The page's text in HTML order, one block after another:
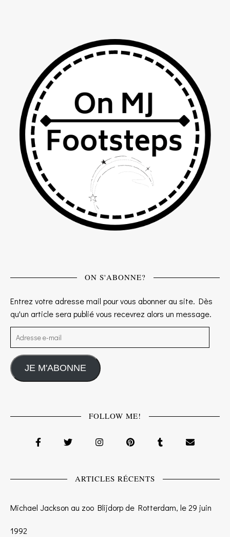
ON S'ABONNE?
Entrez votre adresse mail pour vous abonner au site. Dès
qu'un article sera publié vous recevrez alors un message.
Adresse e-mail
JE M'ABONNE
FOLLOW ME!
ARTICLES RÉCENTS
Michael Jackson au zoo Blijdorp de Rotterdam, le 29 juin
1992